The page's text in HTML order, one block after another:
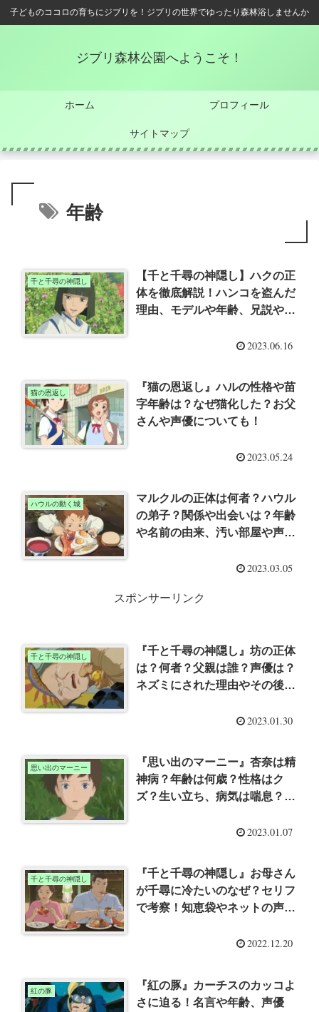
子どものココロの育ちにジブリを！ジブリの世界でゆったり森林浴しませんか
ジブリ森林公園へようこそ！
ホーム プロフィール
サイトマップ
年齢
千と千尋の神隠し
【千と千尋の神隠し】ハクの正
体を徹底解説！ハンコを盗んだ
理由、モデルや年齢、兄説やそ
2023.06.16
猫の恩返し
『猫の恩返し』ハルの性格や苗
字年齢は？なぜ猫化した？お父
さんや声優についても！
2023.05.24
ハウルの動く城
マルクルの正体は何者？ハウル
の弟子？関係や出会いは？年齢
や名前の由来、汚い部屋や声優
2023.03.05
スポンサーリンク
千と千尋の神隠し
『千と千尋の神隠し』坊の正体
は？何者？父親は誰？声優は？
ネズミにされた理由やその後、
2023.01.30
思い出のマーニー
『思い出のマーニー』杏奈は精
神病？年齢は何歳？性格はク
ズ？生い立ち、病気は喘息？目
最後出会えなくなるのなぜ？
2023.01.07
千と千尋の神隠し
『千と千尋の神隠し』お母さん
が千尋に冷たいのなぜ？セリフ
で考察！知恵袋やネットの声
2022.12.20
紅の豚
『紅の豚』カーチスのカッコよ
さに迫る！名言や年齢、声優